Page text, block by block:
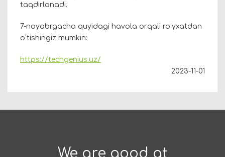
taqdirlanadi.
7-noyabrgacha quyidagi havola orqali roʻyxatdan
oʻtishingiz mumkin:
https://techgenius.uz/
2023-11-01
We are good at